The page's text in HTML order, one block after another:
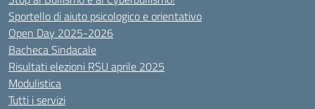
Sportello di aiuto psicologico e orientativo
Open Day 2025-2026
Bacheca Sindacale
Risultati elezioni RSU aprile 2025
Modulistica
Tutti i servizi